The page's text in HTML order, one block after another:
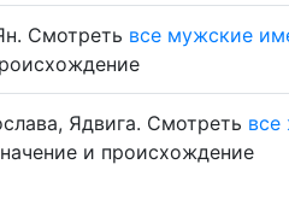
Смотреть все мужские
Ядвига. Смотреть все
и происхождение